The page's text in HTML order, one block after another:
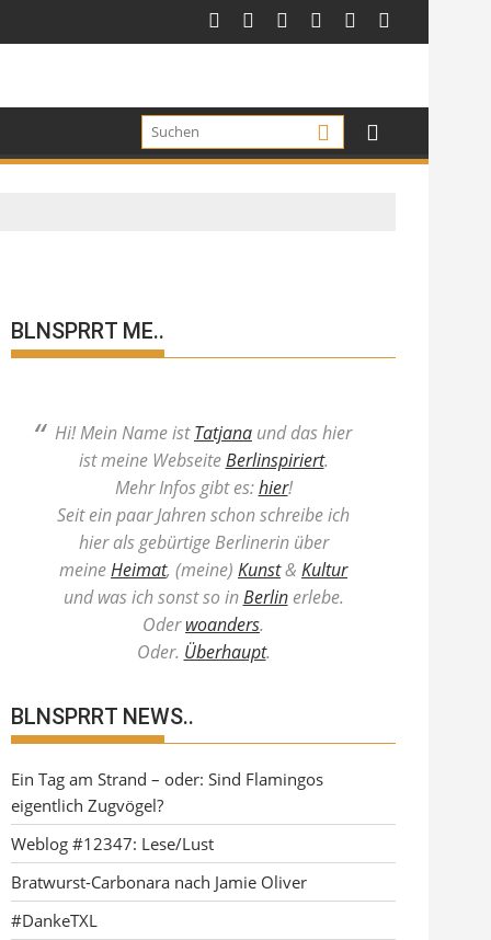
BLNSPRRT ME..
Hi! Mein Name istTatjana und das hier
ist meine WebseiteBerlinspiriert.
Mehr Infos gibt es:hier!
Seit ein paar Jahren schon schreibe ich
hier als gebürtige Berlinerin über
meineHeimat, (meine) Kunst& Kultur
und was ich sonst so inBerlinerlebe.
Oderwoanders.
Oder. Überhaupt.
BLNSPRRT NEWS..
Ein Tag am Strand – oder: Sind Flamingos
eigentlich Zugvögel?
Weblog #12347: Lese/Lust
Bratwurst-Carbonara nach Jamie Oliver
#DankeTXL